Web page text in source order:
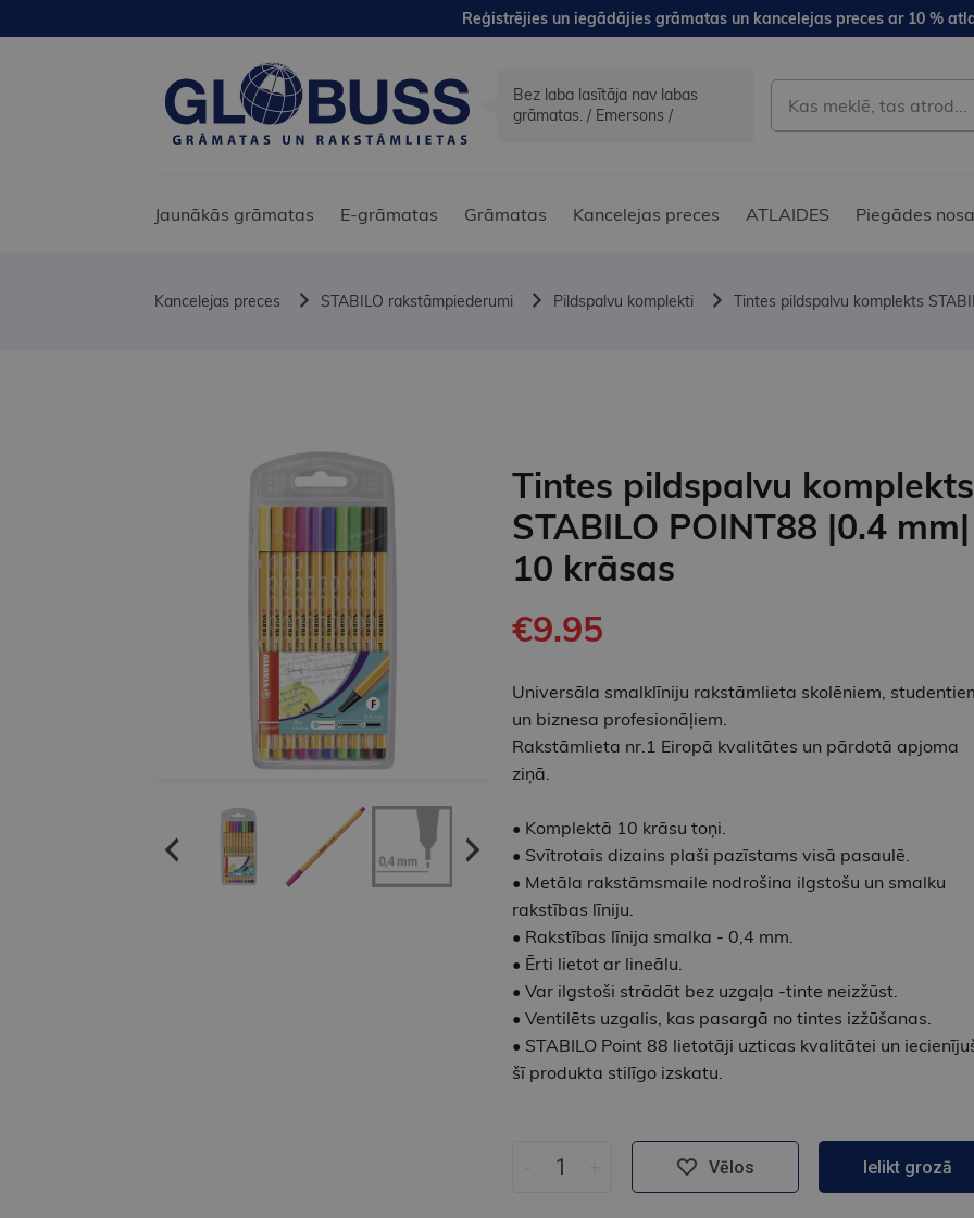
Reģistrējies un iegādājies grāmatas un kancelejas preces ar 10 %
Bez laba lasītāja nav labas
grāmatas. / Emersons /
Jaunākās grāmatas E-grāmatas Grāmatas Kancelejas preces ATLAIDES Piegādes
Kancelejas preces STABILO rakstāmpiederumi Pildspalvu komplekti Tintes pildspalvu komplekts
Tintes pildspalvu komplekts
STABILO POINT88 |0.4 mm|
10 krāsas
€9.95
Universāla smalklīniju rakstāmlieta skolēniem,
un biznesa profesionāļiem.
Rakstāmlieta nr.1 Eiropā kvalitātes un pārdotā apjoma
ziņā.
• Komplektā 10 krāsu toņi.
• Svītrotais dizains plaši pazīstams visā pasaulē.
• Metāla rakstāmsmaile nodrošina ilgstošu un smalku
rakstības līniju.
• Rakstības līnija smalka - 0,4 mm.
• Ērti lietot ar lineālu.
• Var ilgstoši strādāt bez uzgaļa -tinte neizžūst.
• Ventilēts uzgalis, kas pasargā no tintes izžūšanas.
• STABILO Point 88 lietotāji uzticas kvalitātei un
šī produkta stilīgo izskatu.
Vēlos Ielikt grozā